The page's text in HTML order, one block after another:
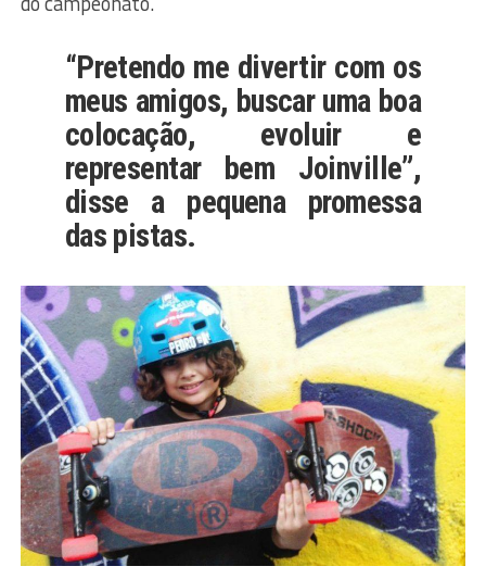
“Pretendo me divertir com os
meus amigos, buscar uma boa
colocação, evoluir e
representar bem Joinville”,
disse a pequena promessa
das pistas.